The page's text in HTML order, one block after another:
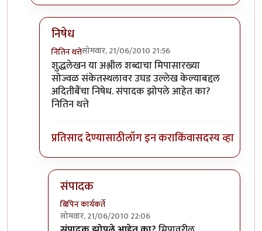
निषेध
नितिन थत्तेसोमवार, 21/06/2010 21:56
In reply toशुद्धलेखनby३_१४ विक्षिप्त अदिती
शुद्धलेखन या अश्लील शब्दाचा मिपासारख्या
सोज्वळ संकेतस्थलावर उघड उल्लेख केल्याबद्दल
अदितीबैंचा निषेध. संपादक झोपले आहेत का?
नितिन थत्ते
प्रतिसाद देण्यासाठीलॉग इन कराकिंवासदस्य व्हा
संपादक
बिपिन कार्यकर्ते
सोमवार, 21/06/2010 22:06